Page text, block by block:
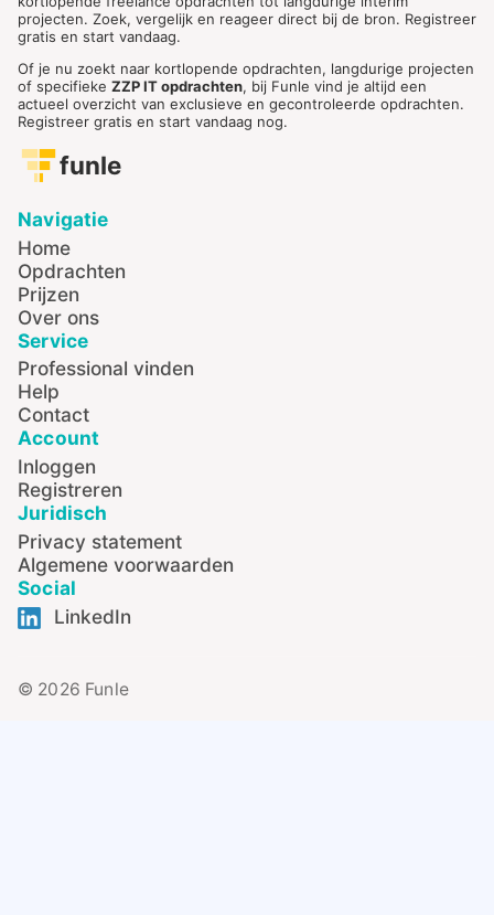
projecten. Zoek, vergelijk en reageer direct bij de bron. Registreer
gratis en start vandaag.
Of je nu zoekt naar kortlopende opdrachten, langdurige projecten
of specifieke ZZP IT opdrachten, bij Funle vind je altijd een
actueel overzicht van exclusieve en gecontroleerde opdrachten.
Registreer gratis en start vandaag nog.
funle
Navigatie
Home
Opdrachten
Prijzen
Over ons
Service
Professional vinden
Help
Contact
Account
Inloggen
Registreren
Juridisch
Privacy statement
Algemene voorwaarden
Social
LinkedIn
© 2026 Funle